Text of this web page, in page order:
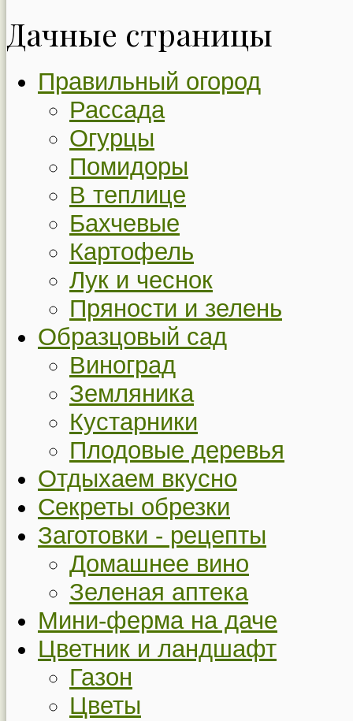
Дачные страницы
Правильный огород
Рассада
Огурцы
Помидоры
В теплице
Бахчевые
Картофель
Лук и чеснок
Пряности и зелень
Образцовый сад
Виноград
Земляника
Кустарники
Плодовые деревья
Отдыхаем вкусно
Секреты обрезки
Заготовки - рецепты
Домашнее вино
Зеленая аптека
Мини-ферма на даче
Цветник и ландшафт
Газон
Цветы